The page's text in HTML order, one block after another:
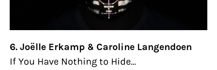
6. Joëlle Erkamp & Caroline Langendoen
If You Have Nothing to Hide…